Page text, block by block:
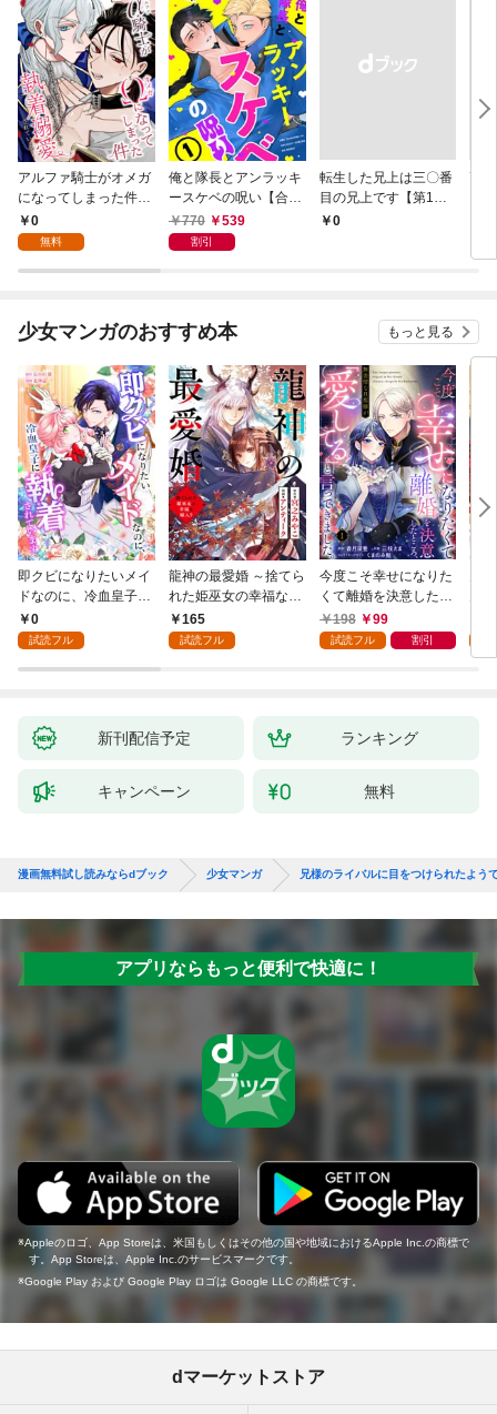
アルファ騎士がオメガ
になってしまった件～
最強α騎士団長の俺
が、世話焼きα部下か
す～【第1話】（ヴィ
0
無料
俺と隊長とアンラッキ
ースケベの呪い【合本
版１】（ヴィオラコミ
ックス）
770 539
割引
転生した兄上は三〇番
目の兄上です【第1
話】
￥0
高
少女マンガのおすすめ本 もっと見る
即クビになりたいメイ
ドなのに、冷血皇子に
執着されています第1
話
0
試読フル
龍神の最愛婚 ～捨てら
れた姫巫女の幸福な嫁
入り～: 1
165
試読フル
今度こそ幸せになりた
くて離婚を決意したと
ころ、無表情な旦那様
が「愛してる」と言っ
198 99
試読フル 割引
新刊配信予定 ランキング
キャンペーン 無料
漫画無料試し読みならdブック 少女マンガ 兄様のライバルに目をつけられたよう
アプリならもっと便利で快適に！
Appleのロゴ、App Storeは、米国もしくはその他の国や地域におけるApple Inc.の商標で
す。App Storeは、Apple Inc.のサービスマークです。
Google Play および Google Play ロゴは Google LLC の商標です。
dマーケットストア